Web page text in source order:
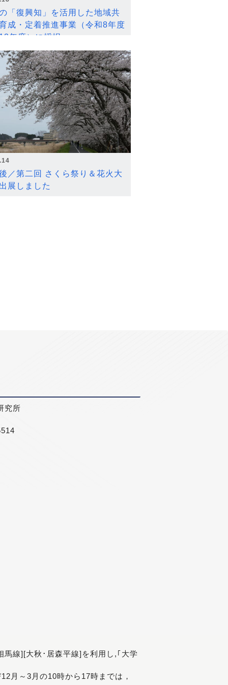
「復興知」を活用した地域共
成・定着推進事業（令和8年度
年度）に採択
／第二回 さくら祭り＆花火大
展しました
究所
線][大秋･居森平線]を利用し,｢大学
月～3月の10時から17時までは，